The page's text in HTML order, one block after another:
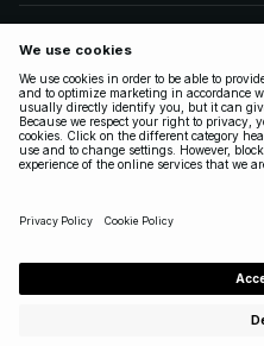
FØLG OSS
LOVLIG